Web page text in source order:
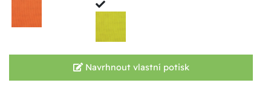
Navrhnout vlastní potisk